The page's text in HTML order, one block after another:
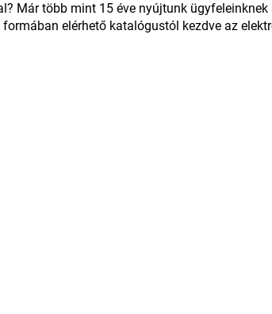
Már több mint 15 éve nyújtunk ügyfeleinknek
elérhető katalógustól kezdve az